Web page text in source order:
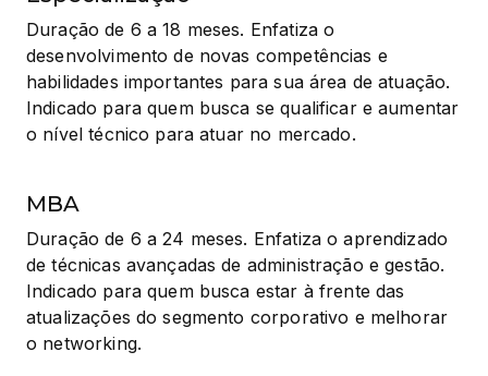
Duração de 6 a 18 meses. Enfatiza o
desenvolvimento de novas competências e
habilidades importantes para sua área de atuação.
Indicado para quem busca se qualificar e aumentar
o nível técnico para atuar no mercado.
MBA
Duração de 6 a 24 meses. Enfatiza o aprendizado
de técnicas avançadas de administração e gestão.
Indicado para quem busca estar à frente das
atualizações do segmento corporativo e melhorar
o networking.